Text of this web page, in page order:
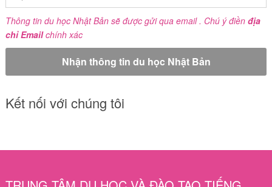
Thông tin du học Nhật Bản sẽ được gửi qua email . Chú ý điền địa
chỉ Emailchính xác
Kết nối với chúng tôi